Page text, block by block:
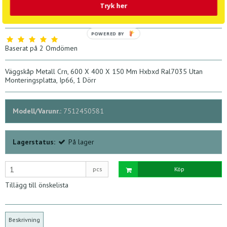
Listpris 2.233,19 SEK
Baserat på 2 Omdömen
Väggskåp Metall Crn, 600 X 400 X 150 Mm Hxbxd Ral7035 Utan
Monteringsplatta, Ip66, 1 Dörr
Modell/Varunr.: 7512450581
Lagerstatus: På lager
pcs Köp
Tillägg till önskelista
Beskrivning
Tryk her
POWERED BY